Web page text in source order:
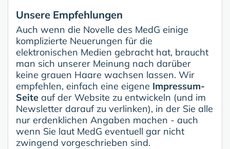
Unsere Empfehlungen
Auch wenn die Novelle des MedG einige
komplizierte Neuerungen für die
elektronischen Medien gebracht hat, braucht
man sich unserer Meinung nach darüber
keine grauen Haare wachsen lassen. Wir
empfehlen, einfach eine eigene Impressum-
Seite auf der Website zu entwickeln (und im
Newsletter darauf zu verlinken), in der Sie alle
nur erdenklichen Angaben machen - auch
wenn Sie laut MedG eventuell gar nicht
zwingend vorgeschrieben sind.